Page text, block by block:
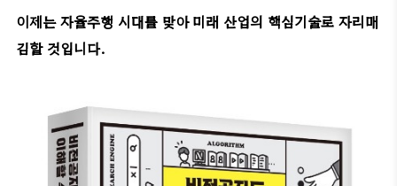
이제는 자율주행 시대를 맞아 미래 산업의 핵심기술로 자리매
김할 것입니다.